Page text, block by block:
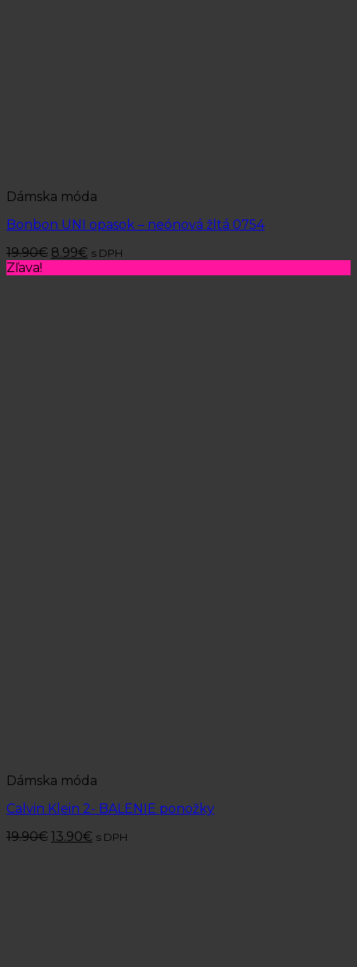
Dámska móda
Bonbon UNI opasok – neónová žltá 0754
19.90€ 8.99€ s DPH
Zľava!
Dámska móda
Calvin Klein 2- BALENIE ponožky
19.90€ 13.90€ s DPH